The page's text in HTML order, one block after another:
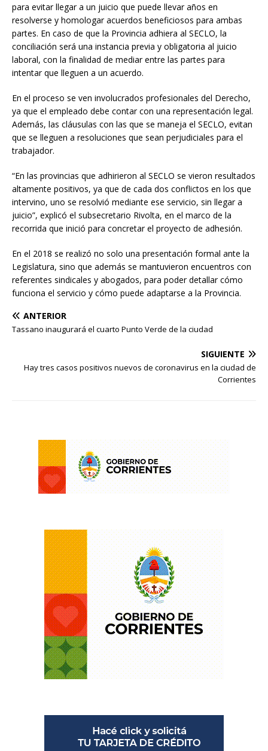
para evitar llegar a un juicio que puede llevar años en
resolverse y homologar acuerdos beneficiosos para ambas
partes. En caso de que la Provincia adhiera al SECLO, la
conciliación será una instancia previa y obligatoria al juicio
laboral, con la finalidad de mediar entre las partes para
intentar que lleguen a un acuerdo.
En el proceso se ven involucrados profesionales del Derecho,
ya que el empleado debe contar con una representación legal.
Además, las cláusulas con las que se maneja el SECLO, evitan
que se lleguen a resoluciones que sean perjudiciales para el
trabajador.
“En las provincias que adhirieron al SECLO se vieron resultados
altamente positivos, ya que de cada dos conflictos en los que
intervino, uno se resolvió mediante ese servicio, sin llegar a
juicio”, explicó el subsecretario Rivolta, en el marco de la
recorrida que inició para concretar el proyecto de adhesión.
En el 2018 se realizó no solo una presentación formal ante la
Legislatura, sino que además se mantuvieron encuentros con
referentes sindicales y abogados, para poder detallar cómo
funciona el servicio y cómo puede adaptarse a la Provincia.
ANTERIOR
Tassano inaugurará el cuarto Punto Verde de la ciudad
SIGUIENTE
Hay tres casos positivos nuevos de coronavirus en la ciudad de
Corrientes